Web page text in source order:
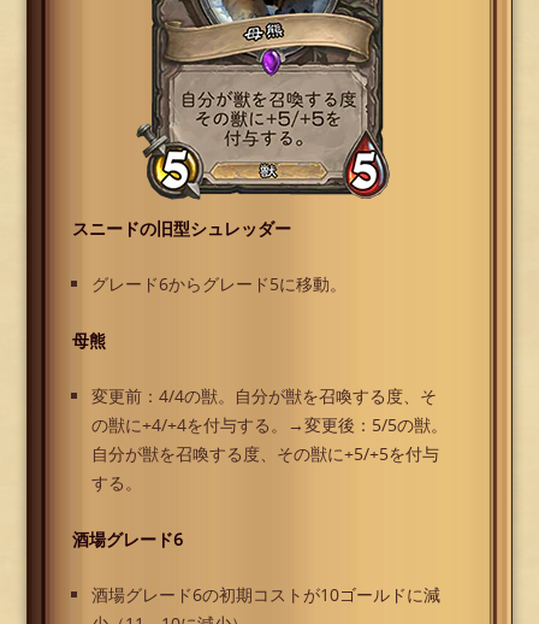
スニードの旧型シュレッダー
グレード6からグレード5に移動。
母熊
変更前：4/4の獣。自分が獣を召喚する度、そ
の獣に+4/+4を付与する。→変更後：5/5の獣。
自分が獣を召喚する度、その獣に+5/+5を付与
する。
酒場グレード6
酒場グレード6の初期コストが10ゴールドに減